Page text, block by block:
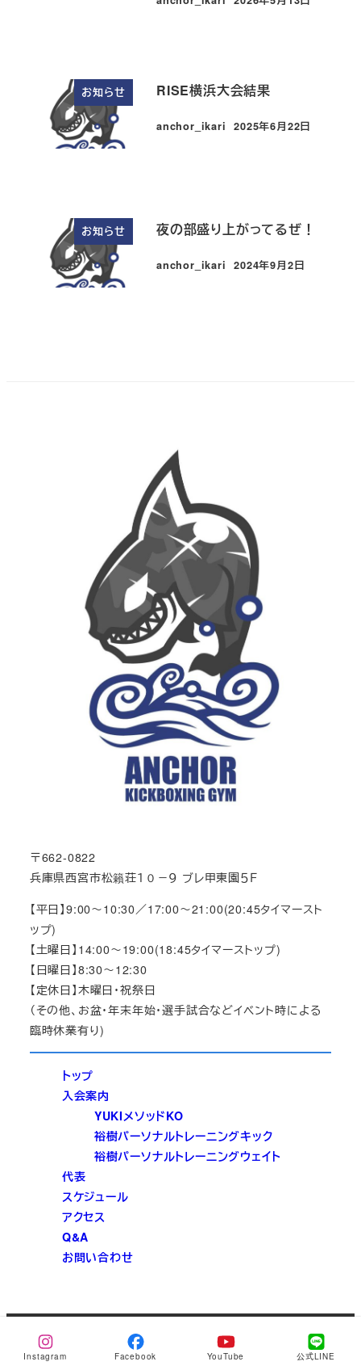
投稿日
お知らせ RISE横浜大会結果
anchor_ikari
投稿日
2025年6月22日
お知らせ 夜の部盛り上がってるぜ！
anchor_ikari
投稿日
2024年9月2日
〒662-0822
兵庫県西宮市松籟荘１０－９ ブレ甲東園５Ｆ
【平日】9:00～10:30／17:00～21:00(20:45タイマースト
ップ)
【土曜日】14:00～19:00(18:45タイマーストップ)
【日曜日】8:30～12:30
【定休日】木曜日・祝祭日
（その他、お盆・年末年始・選手試合などイベント時による
臨時休業有り)
トップ
入会案内
YUKIメソッドKO
裕樹パーソナルトレーニングキック
裕樹パーソナルトレーニングウェイト
代表
スケジュール
アクセス
Q&A
お問い合わせ
©アンカーキックボクシングジム all right reserved.
プライバ
シーポリシー
Instagram Facebook YouTube 公式LINE